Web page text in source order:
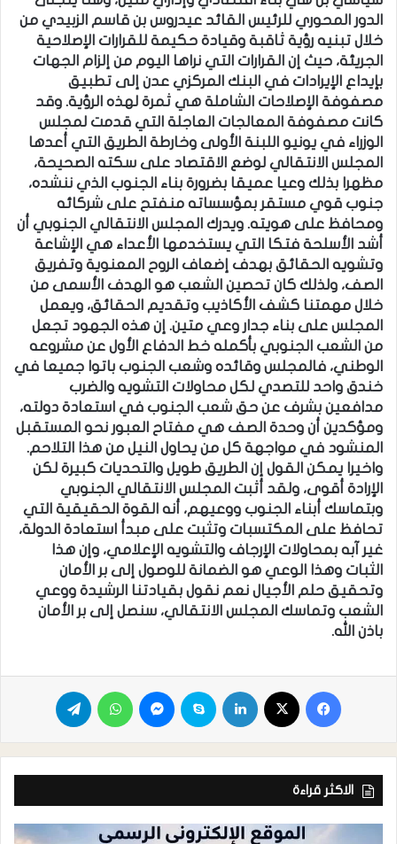
الدور المحوري للرئيس القائد عيدروس بن قاسم الزبيدي من
خلال تبنيه رؤية ثاقبة وقيادة حكيمة للقرارات الإصلاحية
الجريئة، حيث إن القرارات التي نراها اليوم من إلزام الجهات
بإيداع الإيرادات في البنك المركزي عدن إلى تطبيق
مصفوفة الإصلاحات الشاملة هي ثمرة لهذه الرؤية. وقد
كانت مصفوفة المعالجات العاجلة التي قدمت لمجلس
الوزراء في يونيو اللبنة الأولى وخارطة الطريق التي أعدها
المجلس الانتقالي لوضع الاقتصاد على سكته الصحيحة،
مظهرا بذلك وعيا عميقا بضرورة بناء الجنوب الذي ننشده،
جنوب قوي مستقر بمؤسساته منفتح على شركائه
ومحافظ على هويته. ويدرك المجلس الانتقالي الجنوبي أن
أشد الأسلحة فتكا التي يستخدمها الأعداء هي الإشاعة
وتشويه الحقائق بهدف إضعاف الروح المعنوية وتفريق
الصف، ولذلك كان تحصين الشعب هو الهدف الأسمى من
خلال مهمتنا كشف الأكاذيب وتقديم الحقائق، ويعمل
المجلس على بناء جدار وعي متين. إن هذه الجهود تجعل
من الشعب الجنوبي بأكمله خط الدفاع الأول عن مشروعه
الوطني، فالمجلس وقائده وشعب الجنوب باتوا جميعا في
خندق واحد للتصدي لكل محاولات التشويه والضرب
مدافعين بشرف عن حق شعب الجنوب في استعادة دولته،
ومؤكدين أن وحدة الصف هي مفتاح العبور نحو المستقبل
المنشود في مواجهة كل من يحاول النيل من هذا التلاحم.
واخيرا يمكن القول إن الطريق طويل والتحديات كبيرة لكن
الإرادة أقوى، ولقد أثبت المجلس الانتقالي الجنوبي
وبتماسك أبناء الجنوب ووعيهم، أنه القوة الحقيقية التي
تحافظ على المكتسبات وتثبت على مبدأ استعادة الدولة،
غير آبه بمحاولات الإرجاف والتشويه الإعلامي، وإن هذا
الثبات وهذا الوعي هو الضمانة للوصول إلى بر الأمان
وتحقيق حلم الأجيال نعم نقول بقيادتنا الرشيدة ووعي
الشعب وتماسك المجلس الانتقالي، سنصل إلى بر الأمان
باذن الله.
الاكثر قراءة